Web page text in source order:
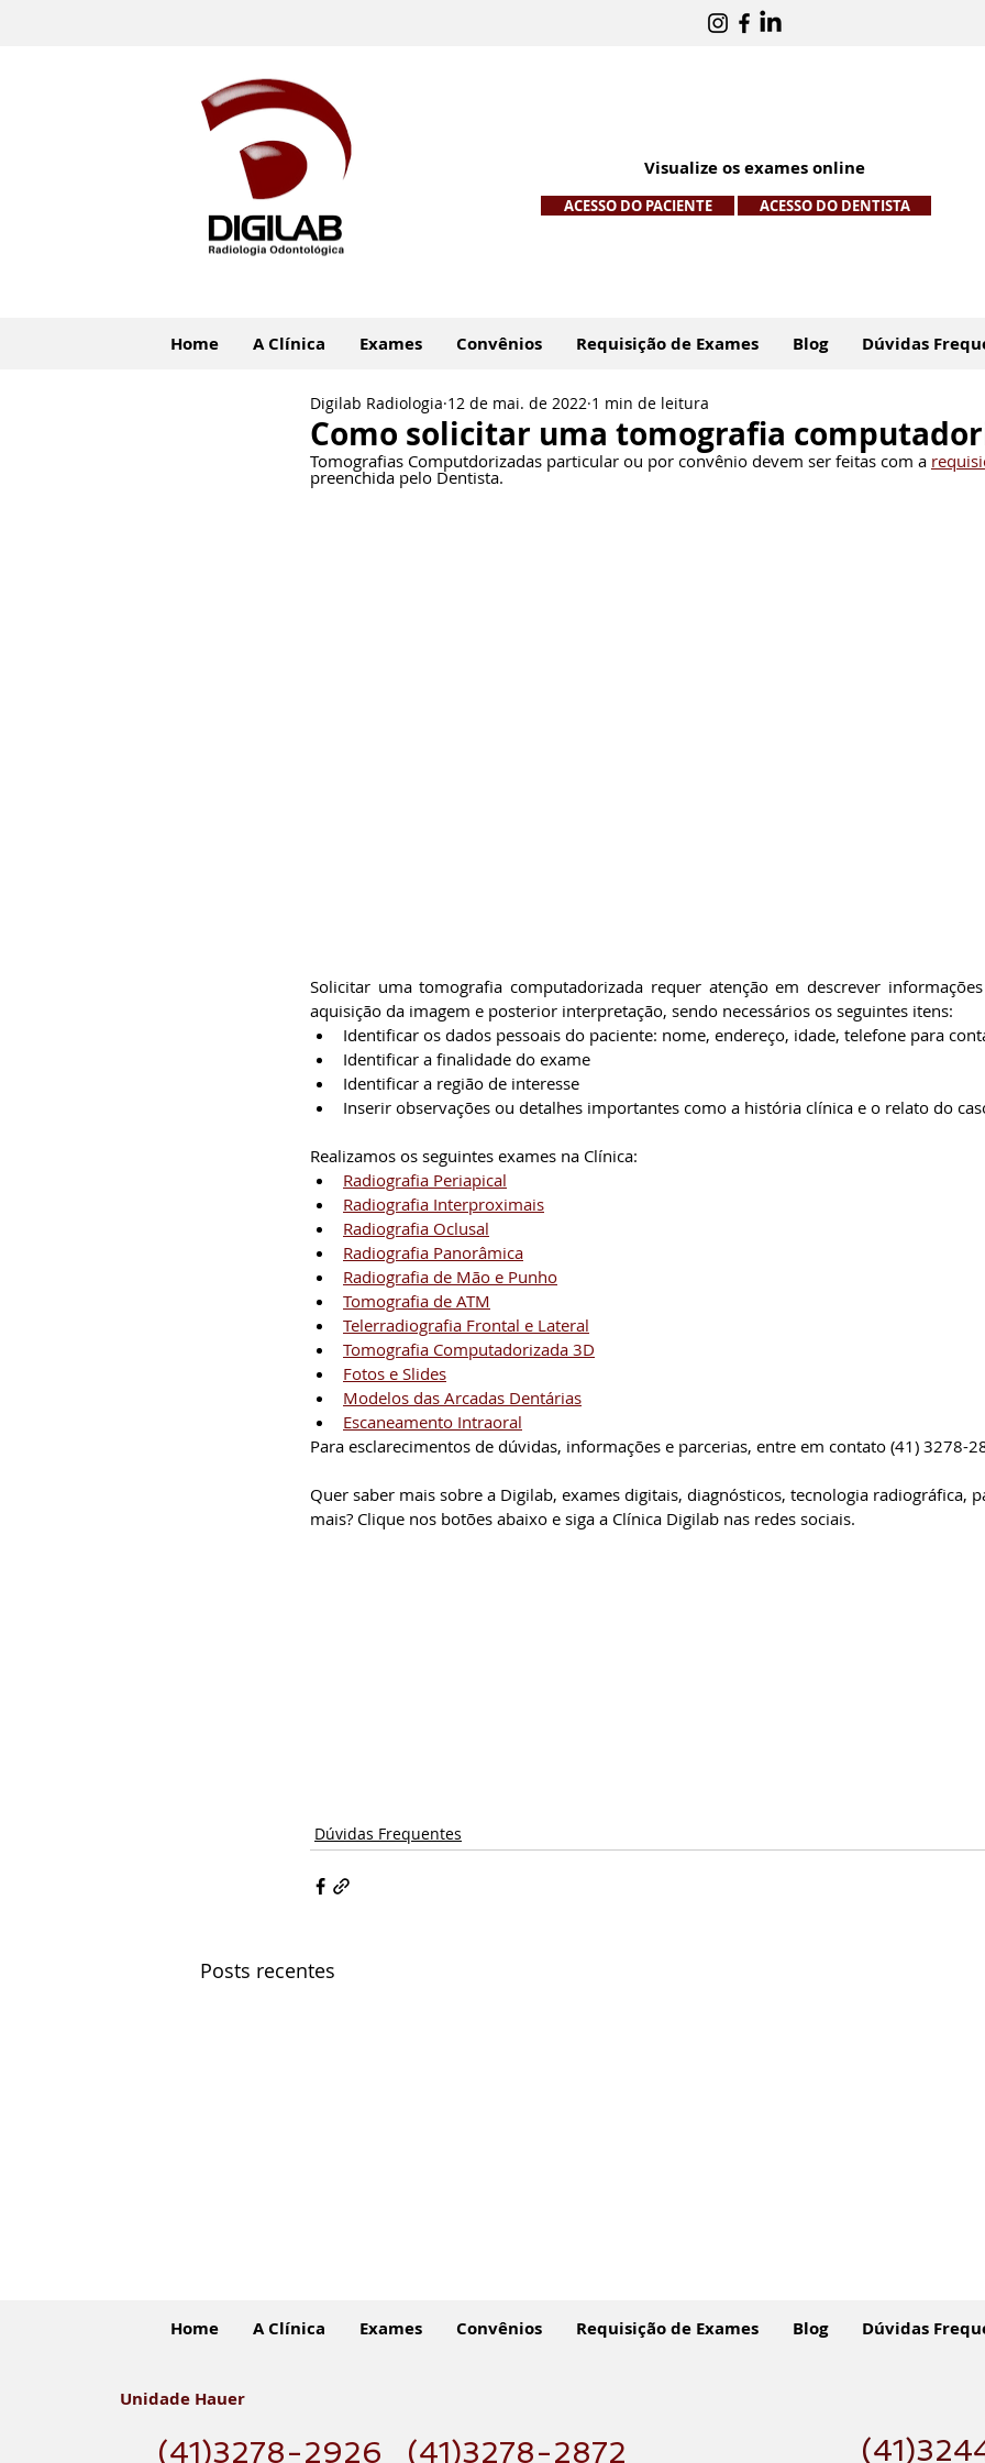
Visualize os exames online
ACESSO DO PACIENTE ACESSO DO DENTISTA
Home A Clínica Exames Convênios Requisição de Exames Blog Dúvidas
Como solicitar uma tomografia
Digilab Radiologia 12 de mai. de 2022 1 min de leitura
Tomografias Computdorizadas particular ou por convênio devem ser feitas com a
preenchida pelo Dentista.
Solicitar uma tomografia computadorizada requer atenção em descrever
aquisição da imagem e posterior interpretação, sendo necessários os seguintes itens:
Identificar os dados pessoais do paciente: nome, endereço, idade, telefone para
Identificar a finalidade do exame
Identificar a região de interesse
Inserir observações ou detalhes importantes como a história clínica e o relato do
Realizamos os seguintes exames na Clínica:
Radiografia Periapical
Radiografia Interproximais
Radiografia Oclusal
Radiografia Panorâmica
Radiografia de Mão e Punho
Tomografia de ATM
Telerradiografia Frontal e Lateral
Tomografia Computadorizada 3D
Fotos e Slides
Modelos das Arcadas Dentárias
Escaneamento Intraoral
Para esclarecimentos de dúvidas, informações e parcerias, entre em contato (41) 3278-
Quer saber mais sobre a Digilab, exames digitais, diagnósticos, tecnologia radiográfica,
mais? Clique nos botões abaixo e siga a Clínica Digilab nas redes sociais.
Dúvidas Frequentes
Posts recentes
Home A Clínica Exames Convênios Requisição de Exames Blog Dúvidas
Unidade Hauer
(41)3278-2926 (41)3278-2872